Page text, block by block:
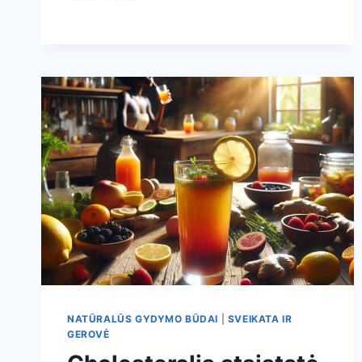
RINKTIS
KEPIMUI,
SALOTOMS
IR
SVEIKESNEI
VIRTUVEI
NATŪRALŪS GYDYMO BŪDAI
SVEIKATA IR
GEROVĖ